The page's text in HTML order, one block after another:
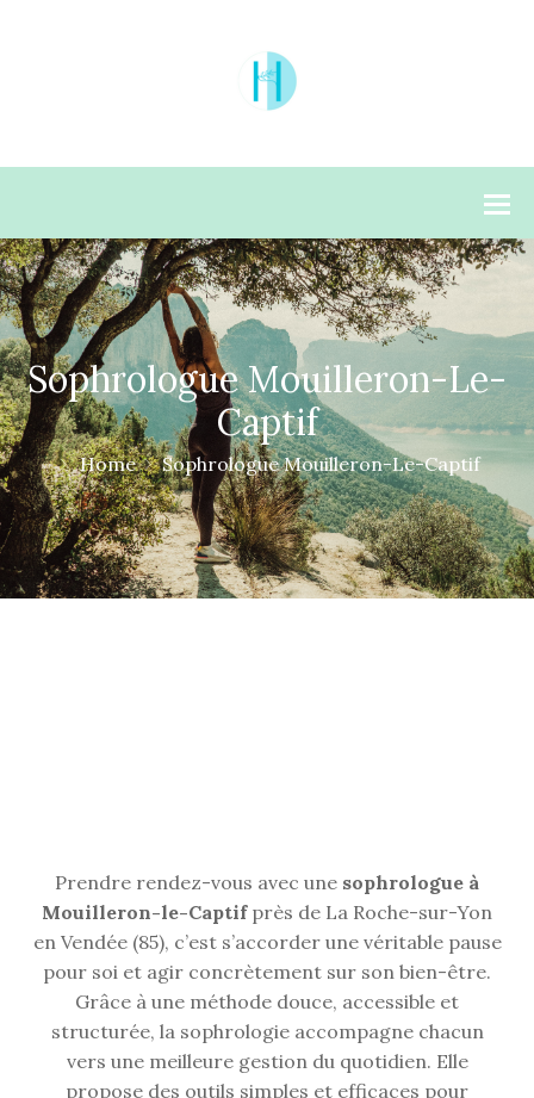
Sophrologue Mouilleron-Le-
Captif
Home Sophrologue Mouilleron-Le-Captif
Prendre rendez-vous avec une sophrologue à
Mouilleron-le-Captifprès de La Roche-sur-Yon
en Vendée (85), c’est s’accorder une véritable pause
pour soi et agir concrètement sur son bien-être.
Grâce à une méthode douce, accessible et
structurée, la sophrologie accompagne chacun
vers une meilleure gestion du quotidien. Elle
propose des outils simples et efficaces pour